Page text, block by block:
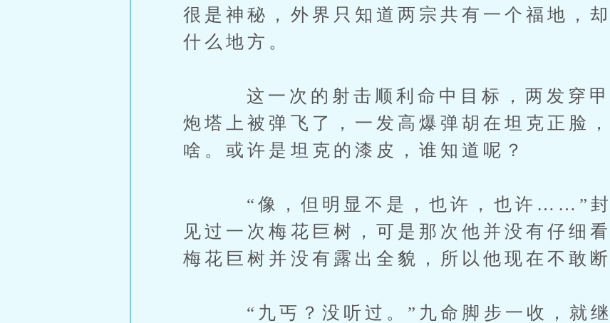
很是神秘，外界只知道两宗共有一个福地，
什么地方。
这一次的射击顺利命中目标，两发穿甲
炮塔上被弹飞了，一发高爆弹胡在坦克正脸
啥。或许是坦克的漆皮，谁知道呢？
“像，但明显不是，也许，也许……”封
见过一次梅花巨树，可是那次他并没有仔细
梅花巨树并没有露出全貌，所以他现在不敢断
“九丐？没听过。”九命脚步一收，就继